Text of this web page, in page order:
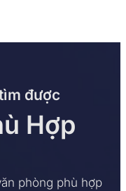
được
Hợp
phòng phù hợp